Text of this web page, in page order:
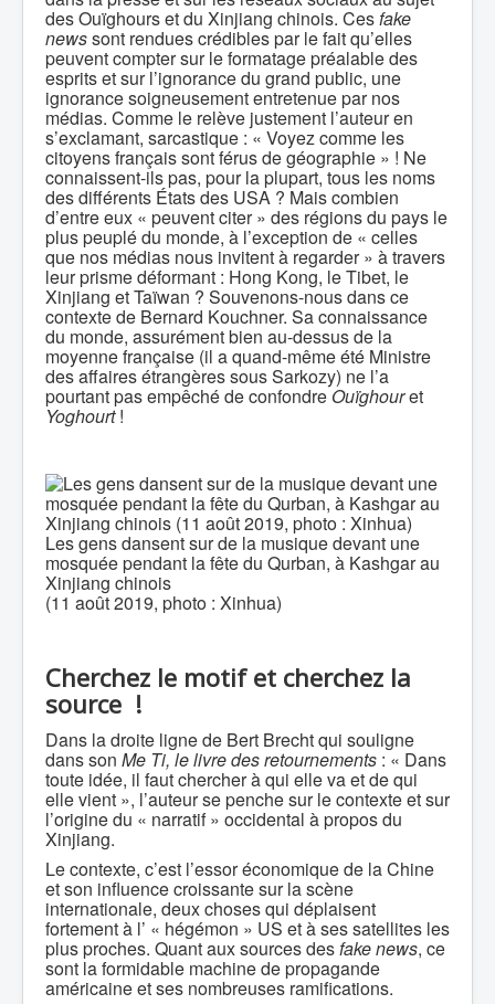
des Ouïghours et du Xinjiang chinois. Cesfake
newssont rendues crédibles par le fait qu’elles
peuvent compter sur le formatage préalable des
esprits et sur l’ignorance du grand public, une
ignorance soigneusement entretenue par nos
médias. Comme le relève justement l’auteur en
s’exclamant, sarcastique : « Voyez comme les
citoyens français sont férus de géographie » ! Ne
connaissent-ils pas, pour la plupart, tous les noms
des différents États des USA ? Mais combien
d’entre eux « peuvent citer » des régions du pays le
plus peuplé du monde, à l’exception de « celles
que nos médias nous invitent à regarder » à travers
leur prisme déformant : Hong Kong, le Tibet, le
Xinjiang et Taïwan ? Souvenons-nous dans ce
contexte de Bernard Kouchner. Sa connaissance
du monde, assurément bien au-dessus de la
moyenne française (il a quand-même été Ministre
des affaires étrangères sous Sarkozy) ne l’a
pourtant pas empêché de confondreOuïghouret
Yoghourt!
Les gens dansent sur de la musique devant une
mosquée pendant la fête du Qurban, à Kashgar au
Xinjiang chinois
(11 août 2019, photo : Xinhua)
Cherchez le motif et cherchez la
source !
Dans la droite ligne de Bert Brecht qui souligne
dans son Me Ti, le livre des retournements : « Dans
toute idée, il faut chercher à qui elle va et de qui
elle vient », l’auteur se penche sur le contexte et sur
l’origine du « narratif » occidental à propos du
Xinjiang.
Le contexte, c’est l’essor économique de la Chine
et son influence croissante sur la scène
internationale, deux choses qui déplaisent
fortement à l’ « hégémon » US et à ses satellites les
plus proches. Quant aux sources desfake news, ce
sont la formidable machine de propagande
américaine et ses nombreuses ramifications.